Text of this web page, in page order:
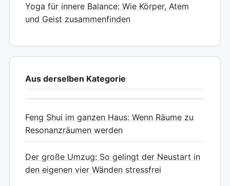
Yoga für innere Balance: Wie Körper, Atem
und Geist zusammenfinden
Aus derselben Kategorie
Feng Shui im ganzen Haus: Wenn Räume zu
Resonanzräumen werden
Der große Umzug: So gelingt der Neustart in
den eigenen vier Wänden stressfrei